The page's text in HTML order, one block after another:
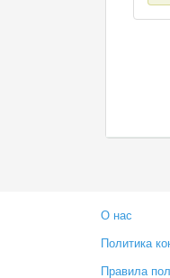
О нас
Политика
Правила